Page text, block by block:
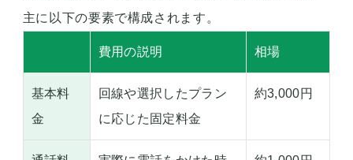
主に以下の要素で構成されます。
費用の説明 相場
基本料
金
回線や選択したプラン
に応じた固定料金
約3,000円